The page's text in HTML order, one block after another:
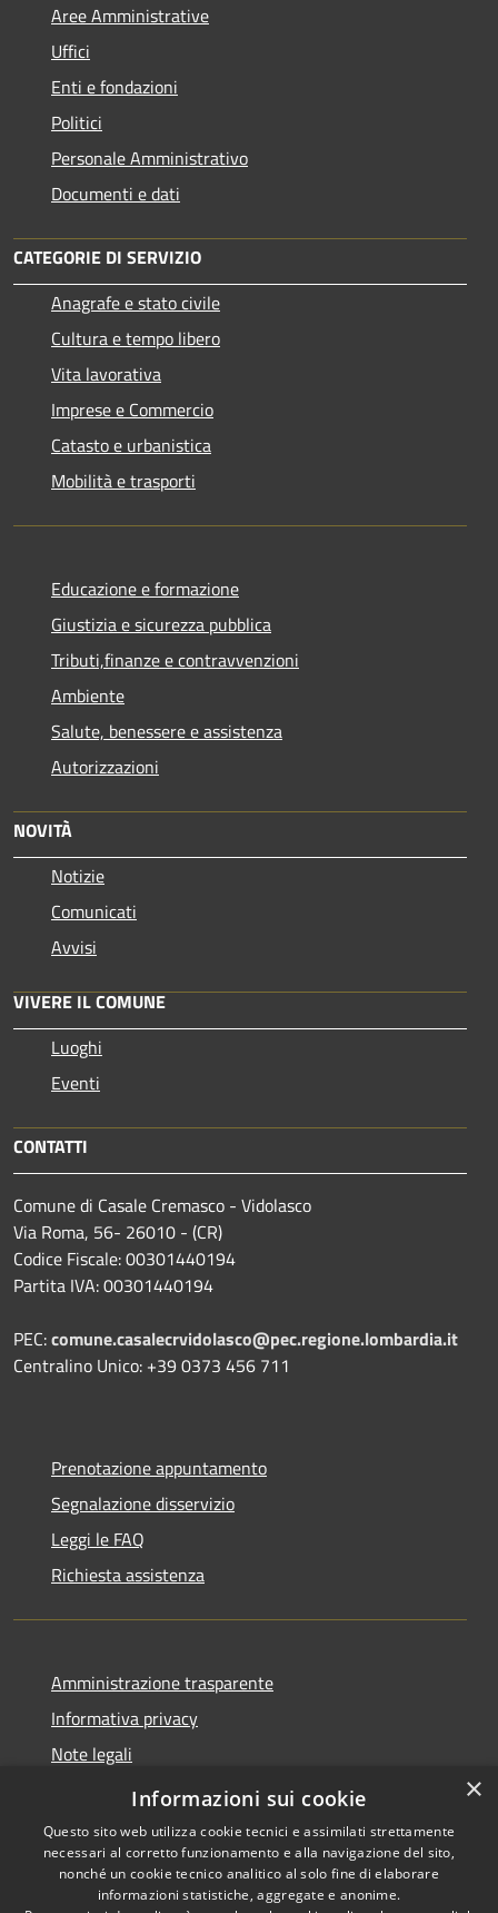
Aree Amministrative
Uffici
Enti e fondazioni
Politici
Personale Amministrativo
Documenti e dati
CATEGORIE DI SERVIZIO
Anagrafe e stato civile
Cultura e tempo libero
Vita lavorativa
Imprese e Commercio
Catasto e urbanistica
Mobilità e trasporti
Educazione e formazione
Giustizia e sicurezza pubblica
Tributi,finanze e contravvenzioni
Ambiente
Salute, benessere e assistenza
Autorizzazioni
NOVITÀ
Notizie
Comunicati
Avvisi
VIVERE IL COMUNE
Luoghi
Eventi
CONTATTI
Comune di Casale Cremasco - Vidolasco
Via Roma, 56- 26010 - (CR)
Codice Fiscale: 00301440194
Partita IVA: 00301440194
PEC:comune.casalecrvidolasco@pec.regione.lombardia.it
Centralino Unico: +39 0373 456 711
Prenotazione appuntamento
Segnalazione disservizio
Leggi le FAQ
Richiesta assistenza
Amministrazione trasparente
Informativa privacy
Note legali
Dichiarazione di accessibilità
Copyright © 2026 • Comune di
×
Informazioni sui cookie
Questo sito web utilizza cookie tecnici e assimilati strettamente
necessari al corretto funzionamento e alla navigazione del sito,
nonché un cookie tecnico analitico al solo fine di elaborare
informazioni statistiche, aggregate e anonime.